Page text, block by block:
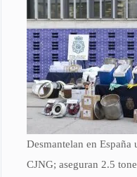
Desmantelan en España
CJNG; aseguran 2.5